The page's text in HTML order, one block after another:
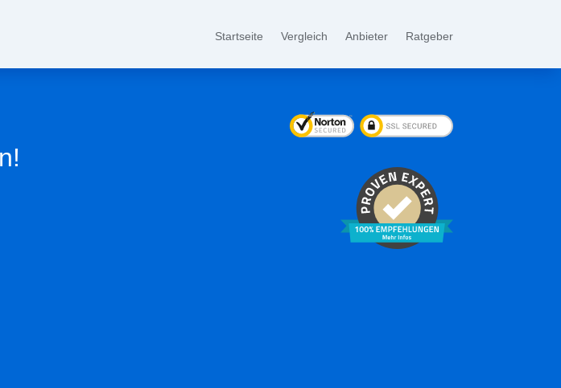
Startseite Vergleich Anbieter Ratgeber